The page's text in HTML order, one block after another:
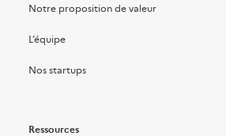
Notre proposition de valeur
L’équipe
Nos startups
Ressources